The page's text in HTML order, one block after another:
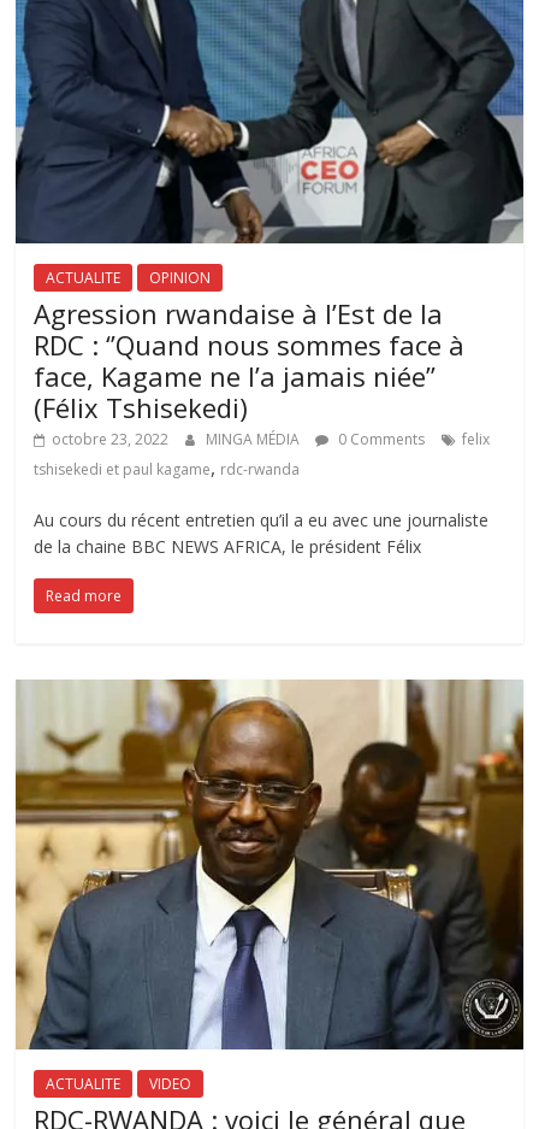
ACTUALITE OPINION
Agression rwandaise à l’Est de la
RDC : ‘’Quand nous sommes face à
face, Kagame ne l’a jamais niée’’
(Félix Tshisekedi)
octobre 23, 2022 MINGA MÉDIA 0 Comments
felix
tshisekedi et paul kagame, rdc-rwanda
Au cours du récent entretien qu’il a eu avec une journaliste
de la chaine BBC NEWS AFRICA, le président Félix
Read more
ACTUALITE VIDEO
RDC-RWANDA : voici le général que